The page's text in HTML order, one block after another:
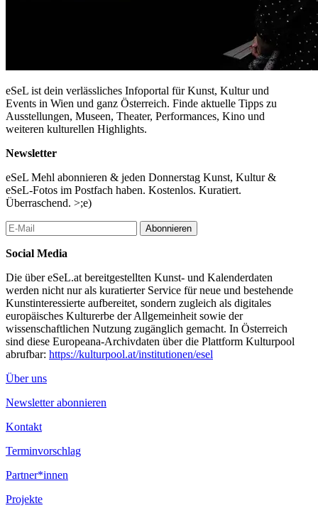
eSeL ist dein verlässliches Infoportal für Kunst, Kultur und
Events in Wien und ganz Österreich. Finde aktuelle Tipps zu
Ausstellungen, Museen, Theater, Performances, Kino und
weiteren kulturellen Highlights.
Newsletter
eSeL Mehl abonnieren & jeden Donnerstag Kunst, Kultur &
eSeL-Fotos im Postfach haben. Kostenlos. Kuratiert.
Überraschend. >;e)
Abonnieren
Social Media
Die über eSeL.at bereitgestellten Kunst- und Kalenderdaten
werden nicht nur als kuratierter Service für neue und bestehende
Kunstinteressierte aufbereitet, sondern zugleich als digitales
europäisches Kulturerbe der Allgemeinheit sowie der
wissenschaftlichen Nutzung zugänglich gemacht. In Österreich
sind diese Europeana-Archivdaten über die Plattform Kulturpool
abrufbar: https://kulturpool.at/institutionen/esel
Über uns
Newsletter abonnieren
Kontakt
Terminvorschlag
Partner*innen
Projekte